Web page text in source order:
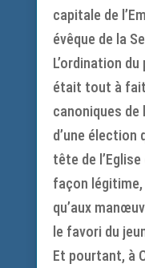
capitale de
évêque de la
L’ordination
était tout à
canoniques de
d’une élection
tête de
façon
qu’aux
le favori du
Et pourtant, à